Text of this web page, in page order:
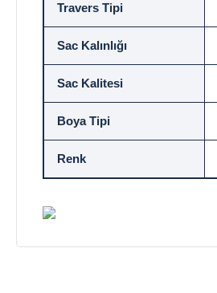
Travers Tipi
Sac Kalınlığı
Sac Kalitesi
Boya Tipi
Renk